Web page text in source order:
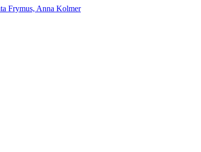
Frymus, Anna Kolmer